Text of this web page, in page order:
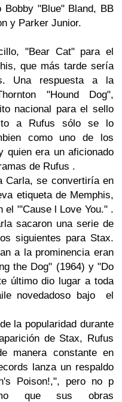
"Blue" Bland, BB
y Parker Junior.
"Bear Cat" para el
que más tarde sería
Una respuesta a la
"Hound Dog",
nacional para el sello
a Rufus sólo se lo
como uno de los
era un aficionado
de Rufus .
Carla, se convertiría en
etiqueta de Memphis,
el "'Cause l Love You." .
sacaron una serie de
siguientes para Stax.
a la prominencia eran
the Dog" (1964) y "Do
último dio lugar a toda
novedadoso bajo el
la popularidad durante
de Stax, Rufus
manera constante en
lanza un respaldo
Poison!,", pero no p
que sus obras